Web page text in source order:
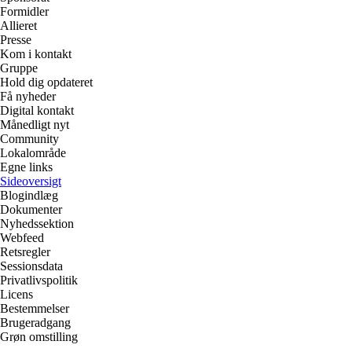
Formidler
Allieret
Presse
Kom i kontakt
Gruppe
Hold dig opdateret
Få nyheder
Digital kontakt
Månedligt nyt
Community
Lokalområde
Egne links
Sideoversigt
Blogindlæg
Dokumenter
Nyhedssektion
Webfeed
Retsregler
Sessionsdata
Privatlivspolitik
Licens
Bestemmelser
Brugeradgang
Grøn omstilling